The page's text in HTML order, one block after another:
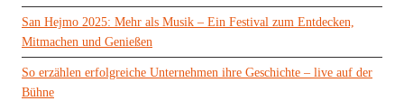
San Hejmo 2025: Mehr als Musik – Ein Festival zum Entdecken,
Mitmachen und Genießen
So erzählen erfolgreiche Unternehmen ihre Geschichte – live auf der
Bühne